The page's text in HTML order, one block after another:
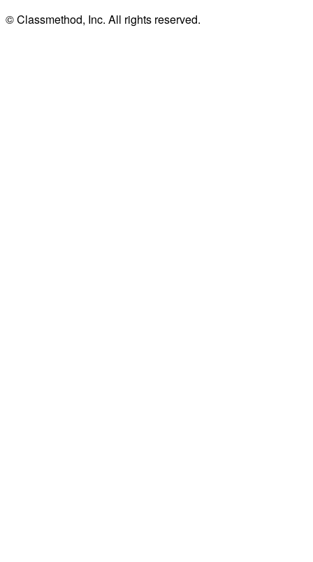
© Classmethod, Inc. All rights reserved.